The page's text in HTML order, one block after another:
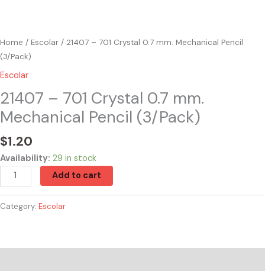
Home / Escolar / 21407 – 701 Crystal 0.7 mm. Mechanical Pencil
(3/Pack)
Escolar
21407 – 701 Crystal 0.7 mm.
Mechanical Pencil (3/Pack)
$1.20
Availability: 29 in stock
Add to cart
Category: Escolar